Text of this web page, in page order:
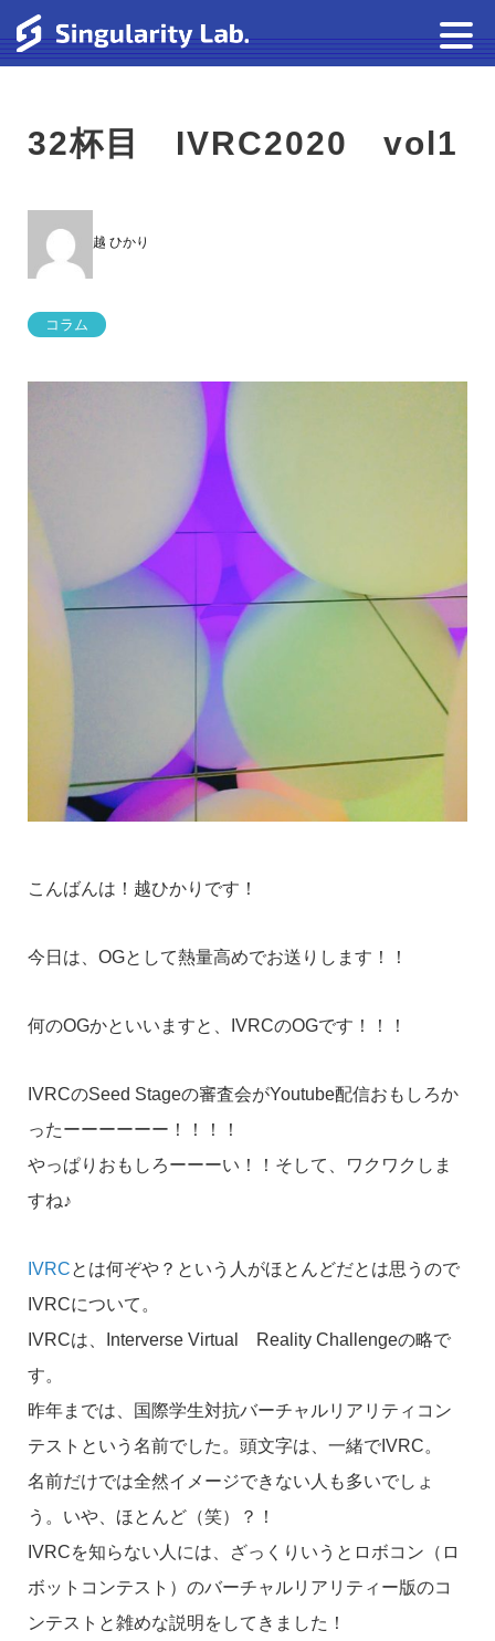
32杯目 IVRC2020 vol1
越 ひかり
コラム
こんばんは！越ひかりです！
今日は、OGとして熱量高めでお送りします！！
何のOGかといいますと、IVRCのOGです！！！
IVRCのSeed Stageの審査会がYoutube配信おもしろか
ったーーーーーー！！！！
やっぱりおもしろーーーい！！そして、ワクワクしま
すね♪
IVRCとは何ぞや？という人がほとんどだとは思うので
IVRCについて。
IVRCは、Interverse Virtual Reality Challengeの略で
す。
昨年までは、国際学生対抗バーチャルリアリティコン
テストという名前でした。頭文字は、一緒でIVRC。
名前だけでは全然イメージできない人も多いでしょ
う。いや、ほとんど（笑）？！
IVRCを知らない人には、ざっくりいうとロボコン（ロ
ボットコンテスト）のバーチャルリアリティー版のコ
ンテストと雑めな説明をしてきました！